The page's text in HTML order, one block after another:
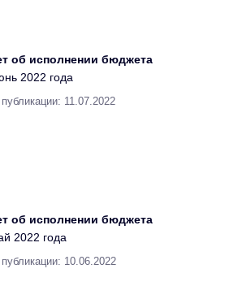
об исполнении бюджета
2022 года
11.07.2022
об исполнении бюджета
2022 года
10.06.2022